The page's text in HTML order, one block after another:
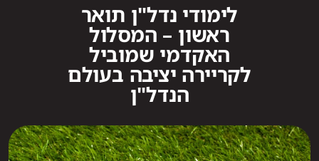
לימודי נדל"ן תואר
ראשון – המסלול
האקדמי שמוביל
לקריירה יציבה בעולם
הנדל"ן